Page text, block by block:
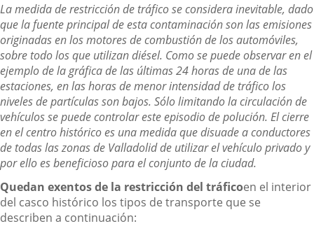
La medida de restricción de tráfico se considera inevitable, dado
que la fuente principal de esta contaminación son las emisiones
originadas en los motores de combustión de los automóviles,
sobre todo los que utilizan diésel. Como se puede observar en el
ejemplo de la gráfica de las últimas 24 horas de una de las
estaciones, en las horas de menor intensidad de tráfico los
niveles de partículas son bajos. Sólo limitando la circulación de
vehículos se puede controlar este episodio de polución. El cierre
en el centro histórico es una medida que disuade a conductores
de todas las zonas de Valladolid de utilizar el vehículo privado y
por ello es beneficioso para el conjunto de la ciudad.
Quedan exentos de la restricción del tráficoen el interior
del casco histórico los tipos de transporte que se
describen a continuación: